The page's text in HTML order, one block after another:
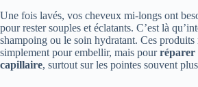
Une fois lavés, vos cheveux mi-longs ont
pour rester souples et éclatants. C’est là
shampoing ou le soin hydratant. Ces produits
simplement pour embellir, mais pourréparer
capillaire, surtout sur les pointes souvent